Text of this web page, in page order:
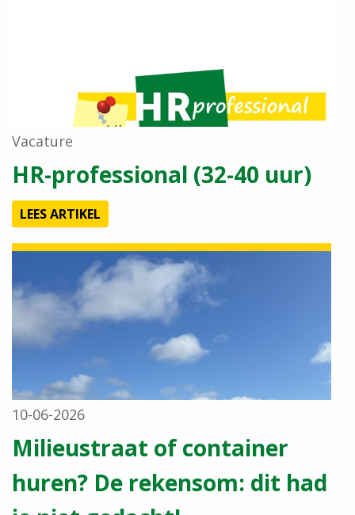
Vacature
HR-professional (32-40 uur)
LEES ARTIKEL
10-06-2026
Milieustraat of container
huren? De rekensom: dit had